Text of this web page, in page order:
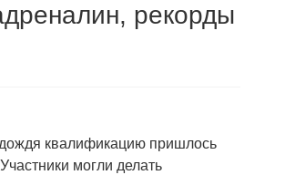
рекорды
дождя квалификацию пришлось
могли делать